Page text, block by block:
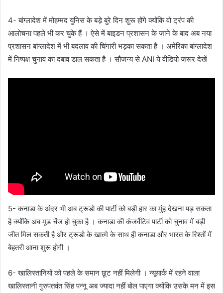
4- बांग्लादेश में मोहम्मद युनिस के बड़े बुरे दिन शुरू होंगे क्योंकि वो ट्रंप की
आलोचना पहले भी कर चुके हैं । ऐसे में बाइडन प्रशासन के जाने के बाद अब नया
प्रशासन बांग्लादेश में भी बदलाव की चिंगारी भड़का सकता है । अमेरिका बांग्लादेश
में निष्पक्ष चुनाव का दबाव डाल सकता है । सौजन्य से ANI ये वीडियो जरूर देखें
5- कनाडा के अंदर भी अब ट्रूडो की पार्टी को बड़ी हार का मुंह देखना पड़ सकता
है क्योंकि अब मूड चेंज हो चुका है । कनाडा की कंजर्वेटिव पार्टी को चुनाव में बड़ी
जीत मिल सकती है और ट्रूडो के खात्मे के साथ ही कनाडा और भारत के रिश्तों में
बेहतरी आना शुरू होगी ।
6- खालिस्तानियों को पहले के समान छूट नहीं मिलेगी । न्यूयार्क में रहने वाला
खालिस्तानी गुरुपतवंत सिंह पन्नू अब ज्यादा नहीं बोल पाएगा क्योंकि उसके मन में इस